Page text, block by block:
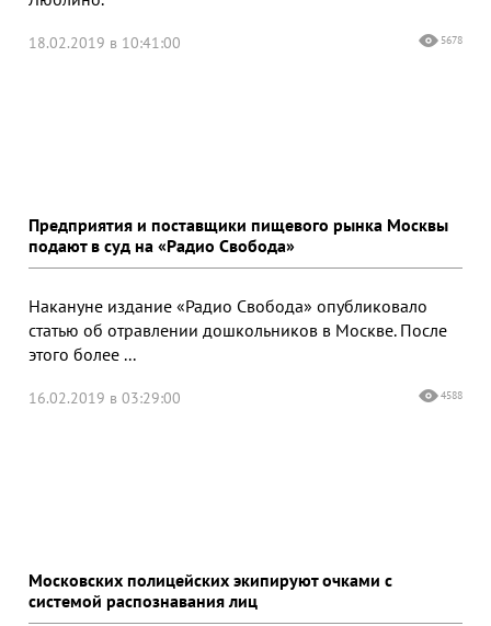
18.02.2019 в 10:41:00 5678
Предприятия и поставщики пищевого рынка Москвы
подают в суд на «Радио Свобода»
Накануне издание «Радио Свобода» опубликовало
статью об отравлении дошкольников в Москве. После
этого более ...
16.02.2019 в 03:29:00 4588
Московских полицейских экипируют очками с
системой распознавания лиц